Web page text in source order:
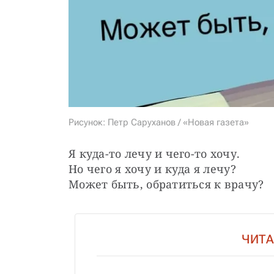
Рисунок: Петр Саруханов / «Новая газета»
Я куда-то лечу и чего-то хочу.
Но чего я хочу и куда я лечу?
Может быть, обратиться к врачу?